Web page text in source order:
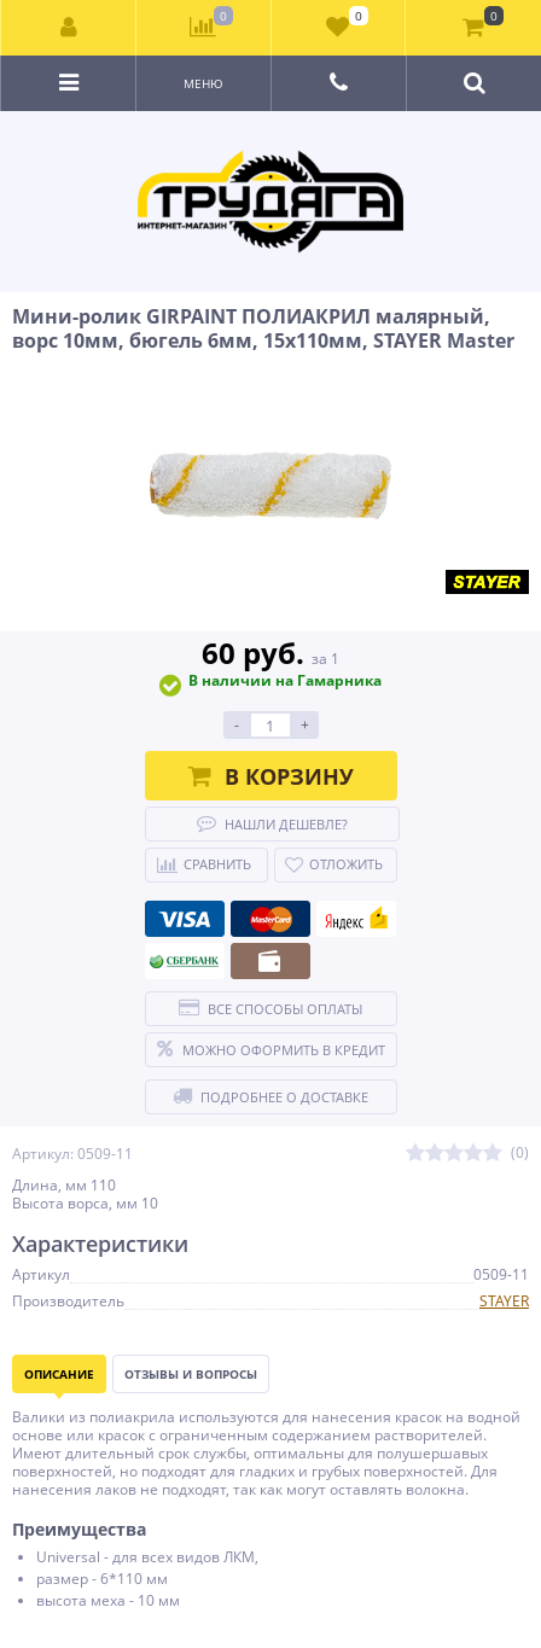
МЕНЮ
Мини-ролик GIRPAINT ПОЛИАКРИЛ малярный,
ворс 10мм, бюгель 6мм, 15х110мм, STAYER Master
Артикул: 0509-11
(0)
Длина, мм 110
Высота ворса, мм 10
60 руб. за 1
В наличии на Гамарника
- +
В КОРЗИНУ
НАШЛИ ДЕШЕВЛЕ?
СРАВНИТЬ ОТЛОЖИТЬ
ВСЕ СПОСОБЫ ОПЛАТЫ
МОЖНО ОФОРМИТЬ В КРЕДИТ
ПОДРОБНЕЕ О ДОСТАВКЕ
Характеристики
Артикул
0509-11
Производитель
STAYER
ОПИСАНИЕ ОТЗЫВЫ И ВОПРОСЫ
Валики из полиакрила используются для нанесения красок на водной
основе или красок с ограниченным содержанием растворителей.
Имеют длительный срок службы, оптимальны для полушершавых
поверхностей, но подходят для гладких и грубых поверхностей. Для
нанесения лаков не подходят, так как могут оставлять волокна.
Преимущества
Universal - для всех видов ЛКМ,
размер - 6*110 мм
высота меха - 10 мм
0 0 0